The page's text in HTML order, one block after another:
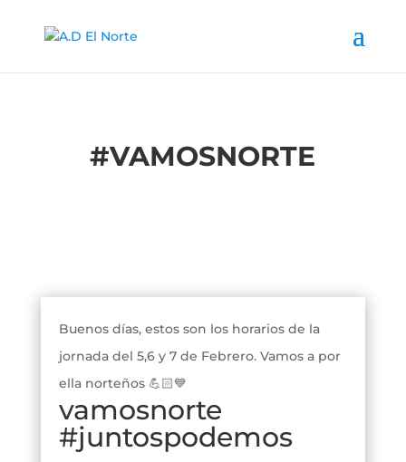
#VAMOSNORTE
Buenos días, estos son los horarios de la
jornada del 5,6 y 7 de Febrero. Vamos a por
ella norteños 💪🏻💙
vamosnorte
#juntospodemos